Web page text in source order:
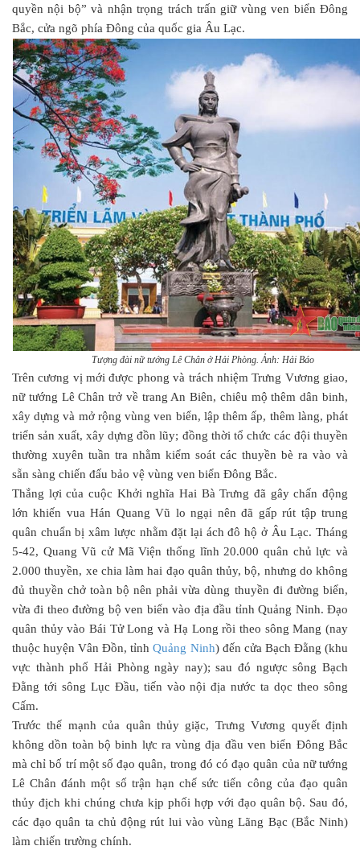
quyền nội bộ” và nhận trọng trách trấn giữ vùng ven biển Đông
Bắc, cửa ngõ phía Đông của quốc gia Âu Lạc.
Tượng đài nữ tướng Lê Chân ở Hải Phòng. Ảnh: Hải Báo
Trên cương vị mới được phong và trách nhiệm Trưng Vương giao,
nữ tướng Lê Chân trở về trang An Biên, chiêu mộ thêm dân binh,
xây dựng và mở rộng vùng ven biển, lập thêm ấp, thêm làng, phát
triển sản xuất, xây dựng đồn lũy; đồng thời tổ chức các đội thuyền
thường xuyên tuần tra nhằm kiểm soát các thuyền bè ra vào và
sẵn sàng chiến đấu bảo vệ vùng ven biển Đông Bắc.
Thắng lợi của cuộc Khởi nghĩa Hai Bà Trưng đã gây chấn động
lớn khiến vua Hán Quang Vũ lo ngại nên đã gấp rút tập trung
quân chuẩn bị xâm lược nhằm đặt lại ách đô hộ ở Âu Lạc. Tháng
5-42, Quang Vũ cử Mã Viện thống lĩnh 20.000 quân chủ lực và
2.000 thuyền, xe chia làm hai đạo quân thủy, bộ, nhưng do không
đủ thuyền chở toàn bộ nên phải vừa dùng thuyền đi đường biển,
vừa đi theo đường bộ ven biển vào địa đầu tỉnh Quảng Ninh. Đạo
quân thủy vào Bái Tử Long và Hạ Long rồi theo sông Mang (nay
thuộc huyện Vân Đồn, tỉnhQuảng Ninh) đến cửa Bạch Đằng (khu
vực thành phố Hải Phòng ngày nay); sau đó ngược sông Bạch
Đằng tới sông Lục Đầu, tiến vào nội địa nước ta dọc theo sông
Cấm.
Trước thế mạnh của quân thủy giặc, Trưng Vương quyết định
không dồn toàn bộ binh lực ra vùng địa đầu ven biển Đông Bắc
mà chỉ bố trí một số đạo quân, trong đó có đạo quân của nữ tướng
Lê Chân đánh một số trận hạn chế sức tiến công của đạo quân
thủy địch khi chúng chưa kịp phối hợp với đạo quân bộ. Sau đó,
các đạo quân ta chủ động rút lui vào vùng Lãng Bạc (Bắc Ninh)
làm chiến trường chính.